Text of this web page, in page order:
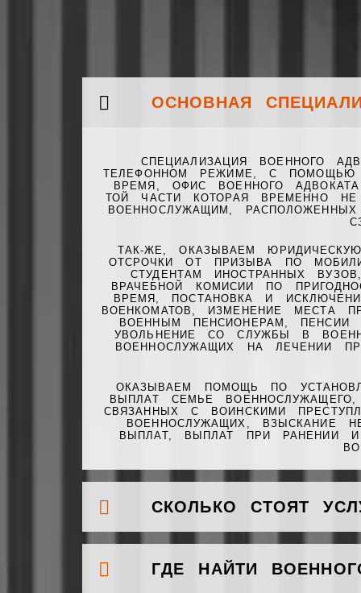
ОСНОВНАЯ
СПЕЦИАЛИЗАЦИЯ ВОЕННОГО
ТЕЛЕФОННОМ РЕЖИМЕ, С
ВРЕМЯ, ОФИС ВОЕННОГО
ТОЙ ЧАСТИ КОТОРАЯ ВРЕМЕННО
ВОЕННОСЛУЖАЩИМ,
ТАК-ЖЕ, ОКАЗЫВАЕМ
ОТСРОЧКИ ОТ ПРИЗЫВА ПО
СТУДЕНТАМ ИНОСТРАННЫХ
ВРАЧЕБНОЙ КОМИСИИ ПО
ВРЕМЯ, ПОСТАНОВКА И
ВОЕНКОМАТОВ, ИЗМЕНЕНИЕ МЕСТА
ВОЕННЫМ ПЕНСИОНЕРАМ,
УВОЛЬНЕНИЕ СО СЛУЖБЫ В
ВОЕННОСЛУЖАЩИХ НА ЛЕЧЕНИИ
ОКАЗЫВАЕМ ПОМОЩЬ ПО
ВЫПЛАТ СЕМЬЕ
СВЯЗАННЫХ С ВОИНСКИМИ
ВОЕННОСЛУЖАЩИХ, ВЗЫСКАНИЕ
ВЫПЛАТ, ВЫПЛАТ ПРИ РАНЕНИИ
СКОЛЬКО СТОЯТ
ГДЕ НАЙТИ